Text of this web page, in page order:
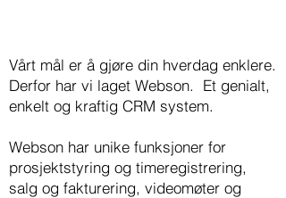
Vårt mål er å gjøre din hverdag enklere.
Derfor har vi laget Webson. Et genialt,
enkelt og kraftig CRM system.
Webson har unike funksjoner for
prosjektstyring og timeregistrering,
salg og fakturering, videomøter og